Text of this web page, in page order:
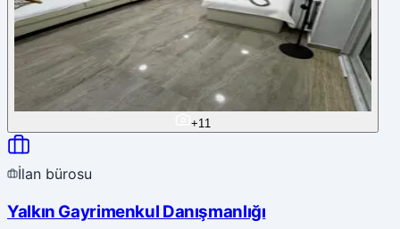
+11
İlan bürosu
Yalkın Gayrimenkul Danışmanlığı